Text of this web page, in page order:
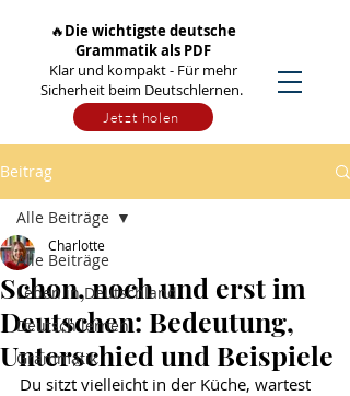
🔥Die wichtigste deutsche
Grammatik als PDF
Klar und kompakt - Für mehr
Sicherheit beim Deutschlernen.
Jetzt holen
Beitrag
Alle Beiträge
Leben in Deutschland
Deutsch lernen
Grammatik
Alle Beiträge
Schon, noch und erst im
Deutschen: Bedeutung,
Unterschied und Beispiele
Charlotte
Du sitzt vielleicht in der Küche, wartest